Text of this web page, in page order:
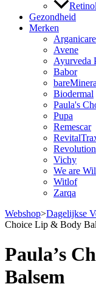
Gezondheid
Merken
Arganicare
Avene
Ayurveda
Babor
Biodermal
Paula's
Pupa
Remescar
Revolution
Vichy
We are
Witlof
Zarqa
Webshop>Dagelijkse
Choice Lip & Body
Paula’s
Balsem